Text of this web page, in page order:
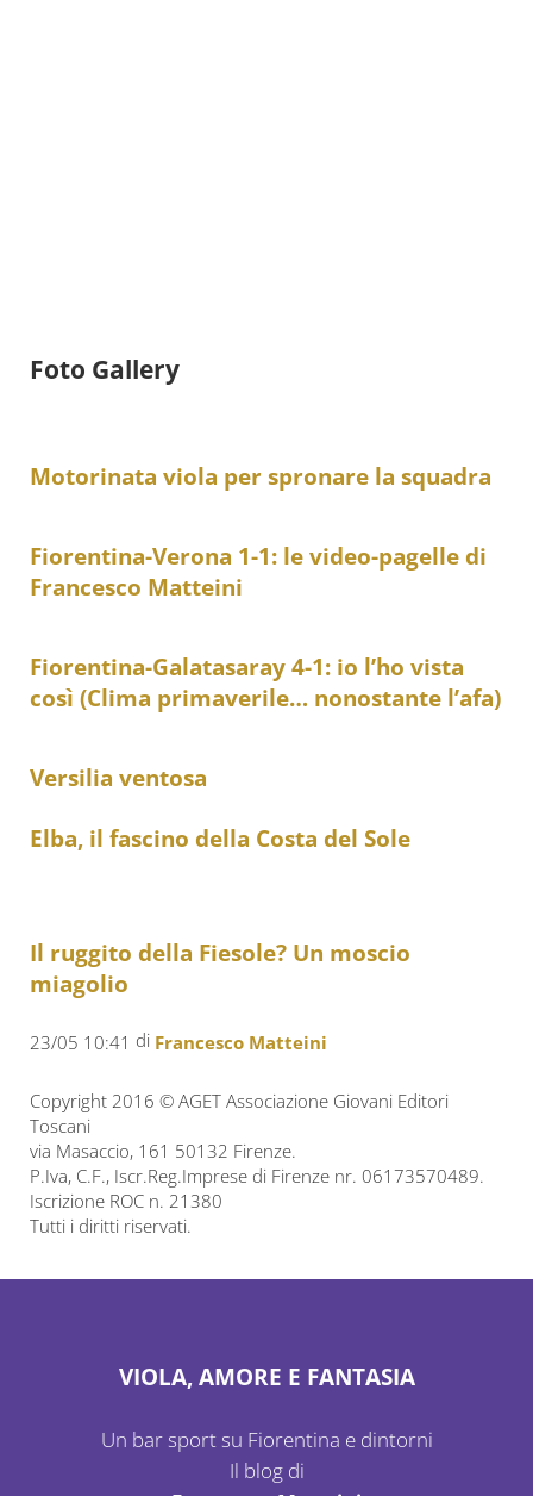
Foto Gallery
Motorinata viola per spronare la squadra
Fiorentina-Verona 1-1: le video-pagelle di
Francesco Matteini
Fiorentina-Galatasaray 4-1: io l’ho vista
così (Clima primaverile… nonostante l’afa)
Versilia ventosa
Elba, il fascino della Costa del Sole
Il ruggito della Fiesole? Un moscio
miagolio
23/05 10:41 di Francesco Matteini
Copyright 2016 © AGET Associazione Giovani Editori
Toscani
via Masaccio, 161 50132 Firenze.
P.Iva, C.F., Iscr.Reg.Imprese di Firenze nr. 06173570489.
Iscrizione ROC n. 21380
Tutti i diritti riservati.
VIOLA, AMORE E FANTASIA
Un bar sport su Fiorentina e dintorni
Il blog di